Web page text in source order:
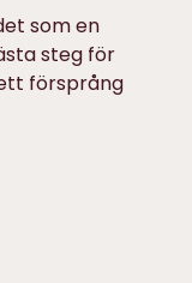
som en
steg för
försprång